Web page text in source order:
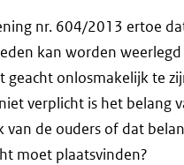
nr. 604/2013 ertoe
kan worden
onlosmakelijk te
verplicht is het belang
van de ouders of dat
moet plaatsvinden?